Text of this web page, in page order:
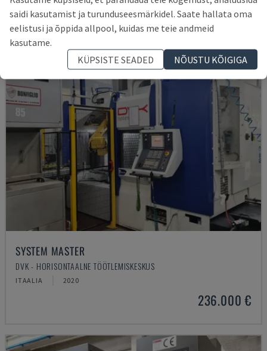
75.000 €
SYSTEM MASTER
DVK - HORISONTAALNE TÖÖTLEMISKESKUS
ITAALIA 2020
236.000 €
saidi kasutamist ja turunduseesmärkidel. Saate hallata oma
eelistusi ja õppida allpool, kuidas me teie andmeid
kasutame.
KÜPSISTE SEADED
NÕUSTU KÕIGIGA